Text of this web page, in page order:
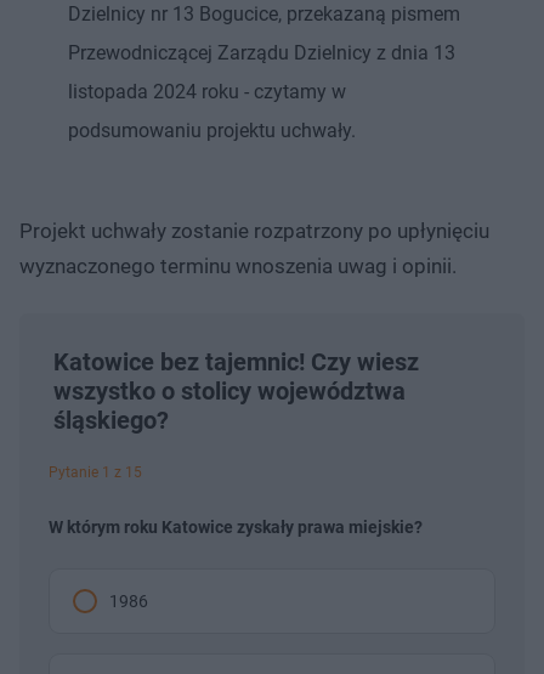
Dzielnicy nr 13 Bogucice, przekazaną pismem
Przewodniczącej Zarządu Dzielnicy z dnia 13
listopada 2024 roku - czytamy w
podsumowaniu projektu uchwały.
Projekt uchwały zostanie rozpatrzony po upłynięciu
wyznaczonego terminu wnoszenia uwag i opinii.
Katowice bez tajemnic! Czy wiesz
wszystko o stolicy województwa
śląskiego?
Pytanie 1 z 15
W którym roku Katowice zyskały prawa miejskie?
1986